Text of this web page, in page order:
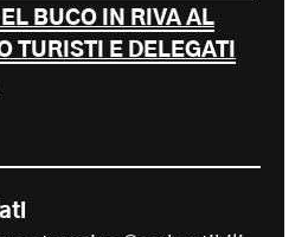
BUCO IN RIVA AL
TURISTI E DELEGATI